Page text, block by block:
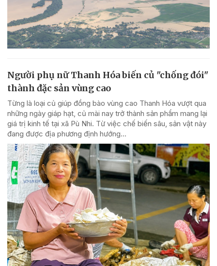
Người phụ nữ Thanh Hóa biến củ "chống đói"
thành đặc sản vùng cao
Từng là loại củ giúp đồng bào vùng cao Thanh Hóa vượt qua
những ngày giáp hạt, củ mài nay trở thành sản phẩm mang lại
giá trị kinh tế tại xã Pù Nhi. Từ việc chế biến sâu, sản vật này
đang được địa phương định hướng...